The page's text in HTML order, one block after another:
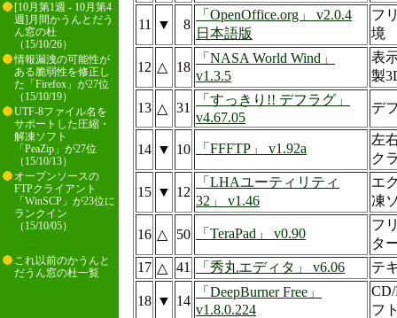
[10月第1週 - 10月第4
週]月間かうんとだう
ん窓の杜
（15/10/26）
情報漏洩の可能性が
ある脆弱性を修正し
た「Firefox」が27位
（15/10/19）
UTF-8ファイル名を
サポートした圧縮・
解凍ソフト
「PeaZip」が27位
（15/10/13）
オープンソースの
FTPクライアント
「WinSCP」が23位に
ランクイン
（15/10/05）
これ以前のかうんと
だうん窓の杜一覧
11 ▼ 8
「OpenOffice.org」 v2.0.4
日本語版
フ
境
12 △ 18
「NASA World Wind」
v1.3.5
表
製
13 △ 31
「すっきり!! デフラグ」
v4.67.05
デ
14 ▼ 10 「FFFTP」 v1.92a
左
ク
15 ▼ 12
「LHAユーティリティ
32」 v1.46
エ
凍
16 △ 50 「TeraPad」 v0.90
フ
タ
17 △ 41 「秀丸エディタ」 v6.06 テ
18 ▼ 14
「DeepBurner Free」
v1.8.0.224
フ